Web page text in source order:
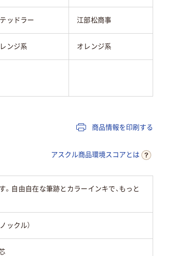
ッドラー 江部松商事
ンジ系 オレンジ系
商品情報を印刷する
アスクル商品環境スコアとは
自由自在な筆跡とカラーインキで、もっと
ックル）